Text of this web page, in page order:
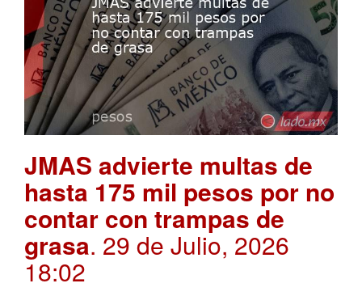
JMAS advierte multas de
hasta 175 mil pesos por no
contar con trampas de
grasa. 29 de Julio, 2026
18:02